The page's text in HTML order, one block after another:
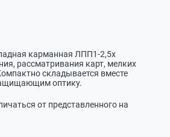
карманная ЛПП1-2,5х
рассматривания карт, мелких
складывается вместе
оптику.
от представленного на